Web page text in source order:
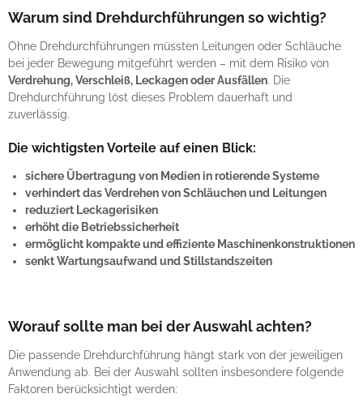
Warum sind Drehdurchführungen so wichtig?
Ohne Drehdurchführungen müssten Leitungen oder Schläuche
bei jeder Bewegung mitgeführt werden – mit dem Risiko von
Verdrehung, Verschleiß, Leckagen oder Ausfällen. Die
Drehdurchführung löst dieses Problem dauerhaft und
zuverlässig.
Die wichtigsten Vorteile auf einen Blick:
sichere Übertragung von Medien in rotierende Systeme
verhindert das Verdrehen von Schläuchen und Leitungen
reduziert Leckagerisiken
erhöht die Betriebssicherheit
ermöglicht kompakte und effiziente Maschinenkonstruktionen
senkt Wartungsaufwand und Stillstandszeiten
Worauf sollte man bei der Auswahl achten?
Die passende Drehdurchführung hängt stark von der jeweiligen
Anwendung ab. Bei der Auswahl sollten insbesondere folgende
Faktoren berücksichtigt werden: